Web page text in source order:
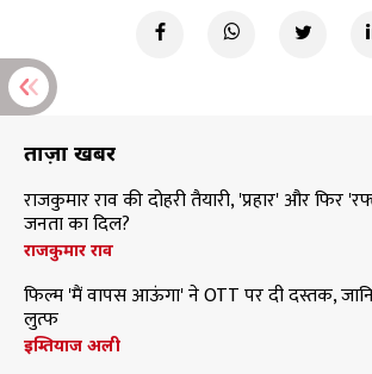
ताज़ा खबरें
राजकुमार राव की दोहरी तैयारी, 'प्रहार' और फिर
जनता का दिल?
राजकुमार राव
फिल्म 'मैं वापस आऊंगा' ने OTT पर दी दस्तक,
लुत्फ
इम्तियाज अली